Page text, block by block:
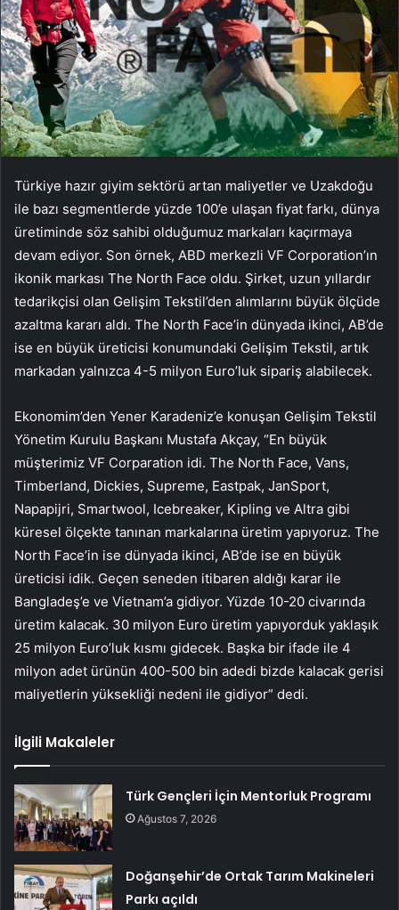
Türkiye hazır giyim sektörü artan maliyetler ve Uzakdoğu
ile bazı segmentlerde yüzde 100’e ulaşan fiyat farkı, dünya
üretiminde söz sahibi olduğumuz markaları kaçırmaya
devam ediyor. Son örnek, ABD merkezli VF Corporation’ın
ikonik markası The North Face oldu. Şirket, uzun yıllardır
tedarikçisi olan Gelişim Tekstil’den alımlarını büyük ölçüde
azaltma kararı aldı. The North Face’in dünyada ikinci, AB’de
ise en büyük üreticisi konumundaki Gelişim Tekstil, artık
markadan yalnızca 4-5 milyon Euro’luk sipariş alabilecek.
Ekonomim’den Yener Karadeniz’e konuşan Gelişim Tekstil
Yönetim Kurulu Başkanı Mustafa Akçay, “En büyük
müşterimiz VF Corparation idi. The North Face, Vans,
Timberland, Dickies, Supreme, Eastpak, JanSport,
Napapijri, Smartwool, Icebreaker, Kipling ve Altra gibi
küresel ölçekte tanınan markalarına üretim yapıyoruz. The
North Face’in ise dünyada ikinci, AB’de ise en büyük
üreticisi idik. Geçen seneden itibaren aldığı karar ile
Bangladeş’e ve Vietnam’a gidiyor. Yüzde 10-20 civarında
üretim kalacak. 30 milyon Euro üretim yapıyorduk yaklaşık
25 milyon Euro’luk kısmı gidecek. Başka bir ifade ile 4
milyon adet ürünün 400-500 bin adedi bizde kalacak gerisi
maliyetlerin yüksekliği nedeni ile gidiyor” dedi.
İlgili Makaleler
Türk Gençleri İçin Mentorluk Programı
Ağustos 7, 2026
Doğanşehir’de Ortak Tarım Makineleri
Parkı açıldı